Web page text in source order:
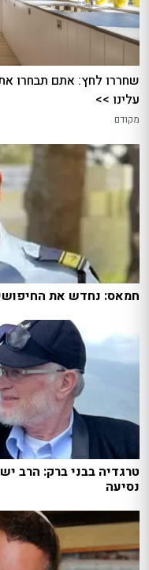
שחררו לחץ: אתם תבחרו
עלינו >>
מקודם
חמאס: נחדש את
טרגדיה בבני ברק: הרב
נסיעה